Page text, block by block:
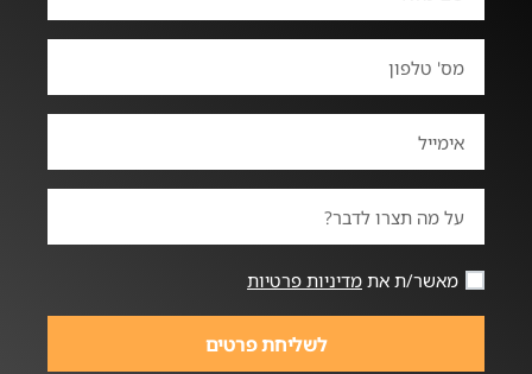
מאשר/ת את מדיניות פרטיות
לשליחת פרטים